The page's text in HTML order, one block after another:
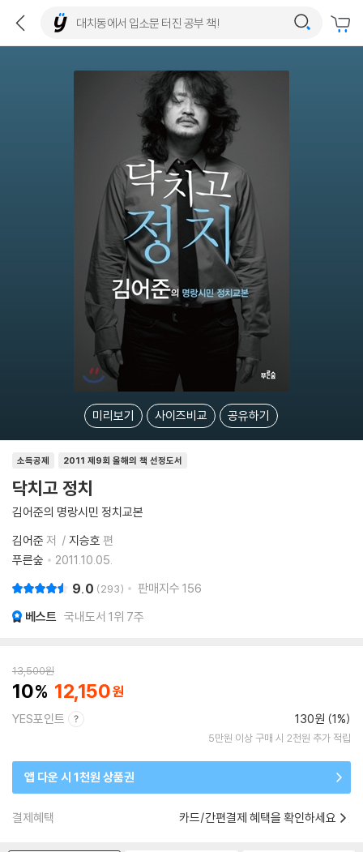
미리보기 사이즈비교 공유하기
소득공제 2011 제9회 올해의 책 선정도서
닥치고 정치
김어준의 명랑시민 정치교본
김어준 저 지승호 편
푸른숲
2011.10.05.
9.0 293 판매지수 156
베스트 국내도서 1위 7주
13,500원
10 12,150
YES포인트 130원 (1%)
5만원 이상 구매 시 2천원 추가 적립
앱 다운 시 1천원 상품권
결제혜택 카드/간편결제 혜택을 확인하세요